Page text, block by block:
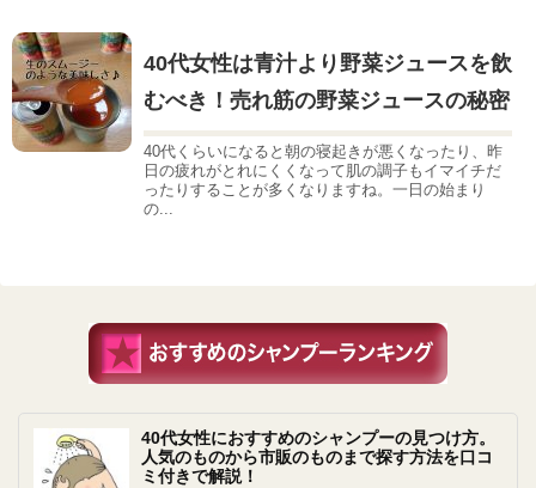
40代女性は青汁より野菜ジュースを飲
むべき！売れ筋の野菜ジュースの秘密
40代くらいになると朝の寝起きが悪くなったり、昨
日の疲れがとれにくくなって肌の調子もイマイチだ
ったりすることが多くなりますね。一日の始まり
の...
40代女性におすすめのシャンプーの見つけ方。
人気のものから市販のものまで探す方法を口コ
ミ付きで解説！